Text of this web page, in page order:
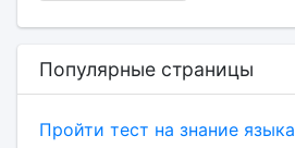
Популярные страницы
Пройти тест на знание языка